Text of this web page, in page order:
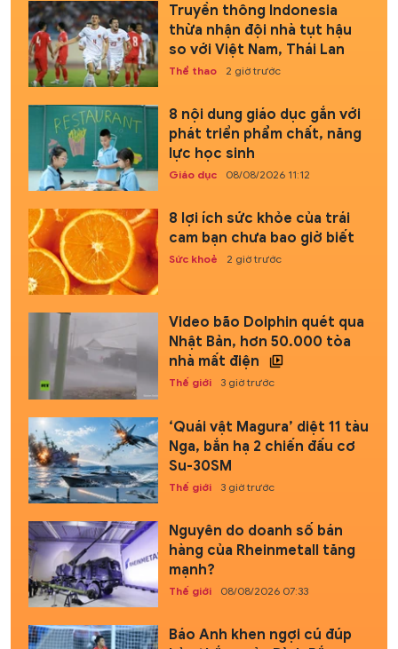
Truyền thông Indonesia
thừa nhận đội nhà tụt hậu
so với Việt Nam, Thái Lan
Thể thao 2 giờ trước
8 nội dung giáo dục gắn với
phát triển phẩm chất, năng
lực học sinh
Giáo dục 08/08/2026 11:12
8 lợi ích sức khỏe của trái
cam bạn chưa bao giờ biết
Sức khoẻ 2 giờ trước
Video bão Dolphin quét qua
Nhật Bản, hơn 50.000 tòa
nhà mất điện
Thế giới 3 giờ trước
‘Quái vật Magura’ diệt 11 tàu
Nga, bắn hạ 2 chiến đấu cơ
Su-30SM
Thế giới 3 giờ trước
Nguyên do doanh số bán
hàng của Rheinmetall tăng
mạnh?
Thế giới 08/08/2026 07:33
Báo Anh khen ngợi cú đúp